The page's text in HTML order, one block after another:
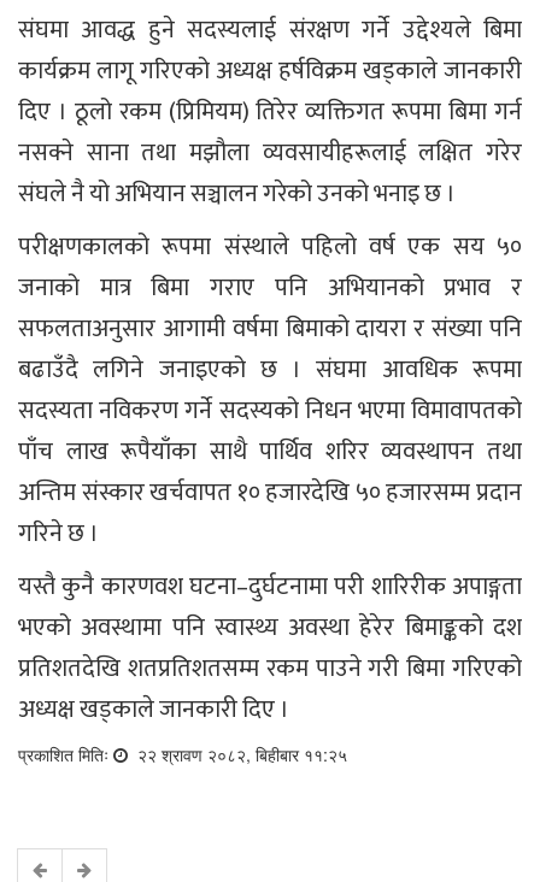
संघमा आवद्ध हुने सदस्यलाई संरक्षण गर्ने उद्देश्यले बिमा
कार्यक्रम लागू गरिएको अध्यक्ष हर्षविक्रम खड्काले जानकारी
दिए । ठूलो रकम (प्रिमियम) तिरेर व्यक्तिगत रूपमा बिमा गर्न
नसक्ने साना तथा मझौला व्यवसायीहरूलाई लक्षित गरेर
संघले नै यो अभियान सञ्चालन गरेको उनको भनाइ छ ।
परीक्षणकालको रूपमा संस्थाले पहिलो वर्ष एक सय ५०
जनाको मात्र बिमा गराए पनि अभियानको प्रभाव र
सफलताअनुसार आगामी वर्षमा बिमाको दायरा र संख्या पनि
बढाउँदै लगिने जनाइएको छ । संघमा आवधिक रूपमा
सदस्यता नविकरण गर्ने सदस्यको निधन भएमा विमावापतको
पाँच लाख रूपैयाँका साथै पार्थिव शरिर व्यवस्थापन तथा
अन्तिम संस्कार खर्चवापत १० हजारदेखि ५० हजारसम्म प्रदान
गरिने छ ।
यस्तै कुनै कारणवश घटना–दुर्घटनामा परी शारिरीक अपाङ्गता
भएको अवस्थामा पनि स्वास्थ्य अवस्था हेरेर बिमाङ्कको दश
प्रतिशतदेखि शतप्रतिशतसम्म रकम पाउने गरी बिमा गरिएको
अध्यक्ष खड्काले जानकारी दिए ।
प्रकाशित मितिः २२ श्रावण २०८२, बिहीबार ११:२५